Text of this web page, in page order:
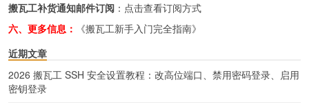
搬瓦工补货通知邮件订阅 ： 点击查看订阅方式
六、更多信息：
《搬瓦工新手入门完全指南》
近期文章
2026 搬瓦工 SSH 安全设置教程：改高位端口、禁用密码登录、启用
密钥登录